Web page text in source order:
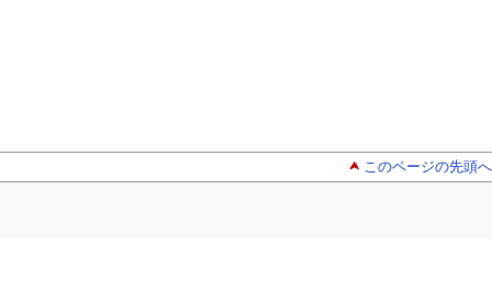
このページの先頭へ